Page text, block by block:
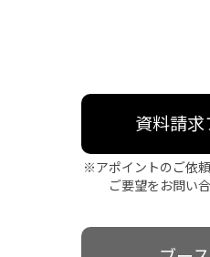
資料請求
※アポイントのご依頼
ご要望をお問い